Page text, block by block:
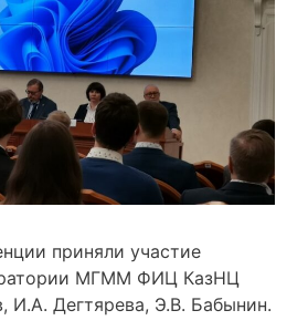
приняли участие
МГММ ФИЦ КазНЦ
И.А. Дегтярева, Э.В. Бабынин.